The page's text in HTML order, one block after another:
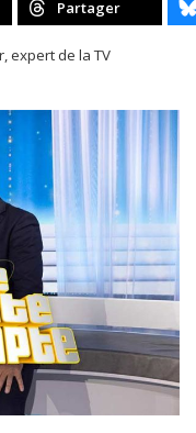
Partager
expert de la TV